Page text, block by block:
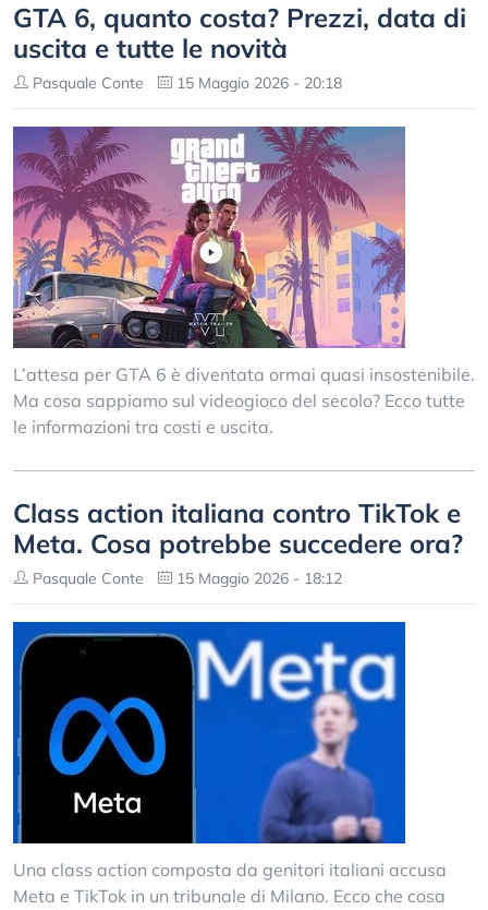
GTA 6, quanto costa? Prezzi, data di
uscita e tutte le novità
Pasquale Conte 15 Maggio 2026 - 20:18
L’attesa per GTA 6 è diventata ormai quasi insostenibile.
Ma cosa sappiamo sul videogioco del secolo? Ecco tutte
le informazioni tra costi e uscita.
Class action italiana contro TikTok e
Meta. Cosa potrebbe succedere ora?
Pasquale Conte 15 Maggio 2026 - 18:12
Una class action composta da genitori italiani accusa
Meta e TikTok in un tribunale di Milano. Ecco che cosa